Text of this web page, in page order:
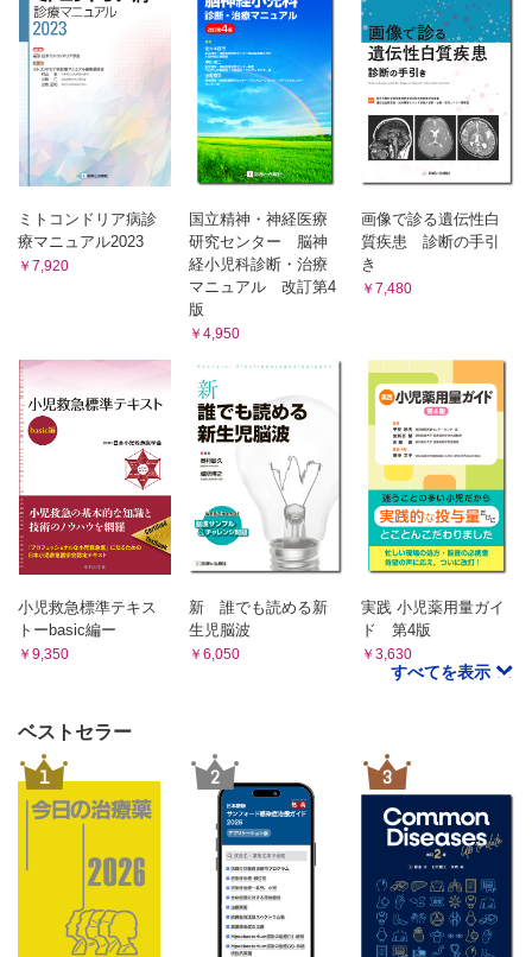
（1）ドパミントランスポーター欠乏症候群
4 クレアチン輸送・代謝
（1）脳クレアチン欠乏症候群
5 グルコース輸送
（1）グルコーストランスポーター1欠損症
C.その他
1．ウリジン反応性てんかん性脳症
2．PAK3関連性知的障害
ミトコンドリア病診
療マニュアル2023
￥7,920
国立精神・神経医療
研究センター 脳神
経小児科診断・治療
マニュアル 改訂第4
版
￥4,950
画像で診る遺伝性白
質疾患 診断の手引
き
￥7,480
小児救急標準テキス
トーbasic編ー
￥9,350
新 誰でも読める新
生児脳波
￥6,050
実践 小児薬用量ガイ
ド 第4版
￥3,630
すべてを表示
ベストセラー
1 2 3